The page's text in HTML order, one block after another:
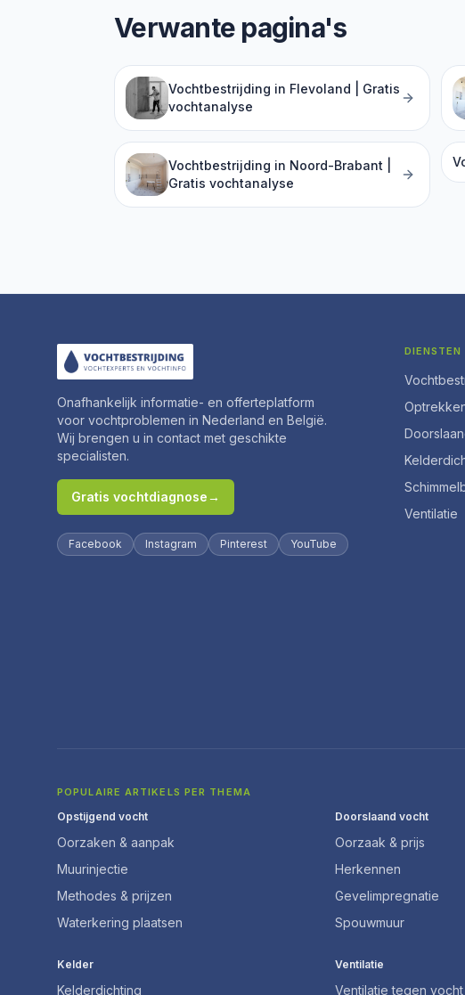
Verwante pagina's
Vochtbestrijding in Flevoland | Gratis
vochtanalyse
Vochtbestrijding in Noord-Brabant |
Gratis vochtanalyse
Onafhankelijk informatie- en offerteplatform
voor vochtproblemen in Nederland en België.
Wij brengen u in contact met geschikte
specialisten.
Gratis vochtdiagnose→
Facebook Instagram Pinterest YouTube
DIENSTEN
Ventilatie
POPULAIRE ARTIKELS PER THEMA
Opstijgend vocht
Oorzaken & aanpak
Muurinjectie
Methodes & prijzen
Waterkering plaatsen
Doorslaand vocht
Oorzaak & prijs
Herkennen
Gevelimpregnatie
Spouwmuur
Kelder
Kelderdichting
Ventilatie
Ventilatie tegen vocht